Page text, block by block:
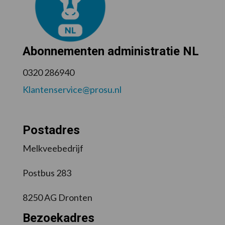
Abonnementen administratie NL
0320 286940
Klantenservice@prosu.nl
Postadres
Melkveebedrijf
Postbus 283
8250 AG Dronten
Bezoekadres